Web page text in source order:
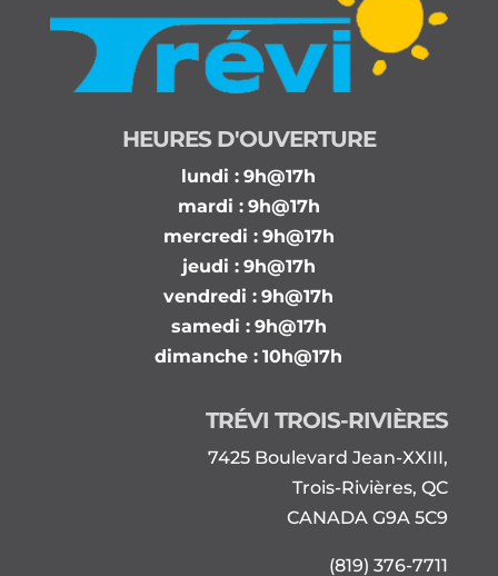
HEURES D'OUVERTURE
lundi : 9h@17h
mardi : 9h@17h
mercredi : 9h@17h
jeudi : 9h@17h
vendredi : 9h@17h
samedi : 9h@17h
dimanche : 10h@17h
TRÉVI TROIS-RIVIÈRES
7425 Boulevard Jean-XXIII,
Trois-Rivières, QC
CANADA G9A 5C9
(819) 376-7711